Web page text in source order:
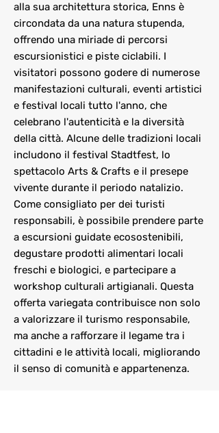
alla sua architettura storica, Enns è
circondata da una natura stupenda,
offrendo una miriade di percorsi
escursionistici e piste ciclabili. I
visitatori possono godere di numerose
manifestazioni culturali, eventi artistici
e festival locali tutto l'anno, che
celebrano l'autenticità e la diversità
della città. Alcune delle tradizioni locali
includono il festival Stadtfest, lo
spettacolo Arts & Crafts e il presepe
vivente durante il periodo natalizio.
Come consigliato per dei turisti
responsabili, è possibile prendere parte
a escursioni guidate ecosostenibili,
degustare prodotti alimentari locali
freschi e biologici, e partecipare a
workshop culturali artigianali. Questa
offerta variegata contribuisce non solo
a valorizzare il turismo responsabile,
ma anche a rafforzare il legame tra i
cittadini e le attività locali, migliorando
il senso di comunità e appartenenza.